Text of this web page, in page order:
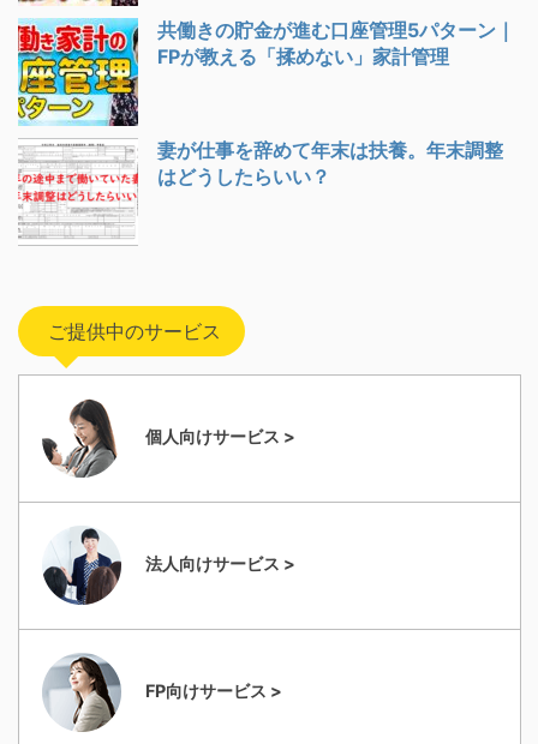
共働きの貯金が進む口座管理5パターン｜
FPが教える「揉めない」家計管理
妻が仕事を辞めて年末は扶養。年末調整
はどうしたらいい？
ご提供中のサービス
個人向けサービス >
法人向けサービス >
FP向けサービス >